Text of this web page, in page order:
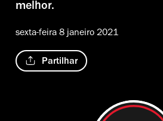
melhor.
sexta-feira 8 janeiro 2021
Partilhar